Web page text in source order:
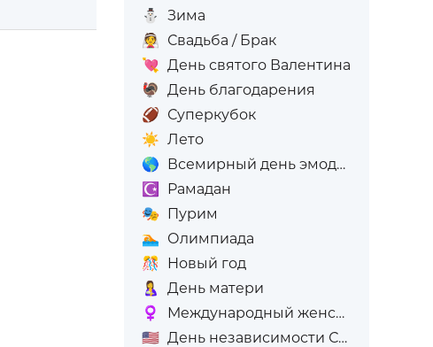
⛄
Зима
👰 Свадьба / Брак
💘 День святого Валентина
🦃 День благодарения
🏈 Суперкубок
☀️ Лето
🌎 Всемирный день эмодзи
☪️
Рамадан
🎭 Пурим
🏊 Олимпиада
🎊
Новый год
🤱
День матери
♀️
Международный женский день (8-е марта)
🇺🇸 День независимости США